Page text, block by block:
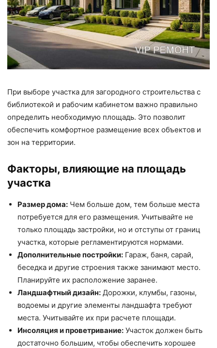
При выборе участка для загородного строительства с
библиотекой и рабочим кабинетом важно правильно
определить необходимую площадь. Это позволит
обеспечить комфортное размещение всех объектов и
зон на территории.
Факторы, влияющие на площадь
участка
Размер дома: Чем больше дом, тем больше места
потребуется для его размещения. Учитывайте не
только площадь застройки, но и отступы от границ
участка, которые регламентируются нормами.
Дополнительные постройки: Гараж, баня, сарай,
беседка и другие строения также занимают место.
Планируйте их расположение заранее.
Ландшафтный дизайн: Дорожки, клумбы, газоны,
водоемы и другие элементы ландшафта требуют
места. Учитывайте их при расчете площади.
Инсоляция и проветривание: Участок должен быть
достаточно большим, чтобы обеспечить хорошее